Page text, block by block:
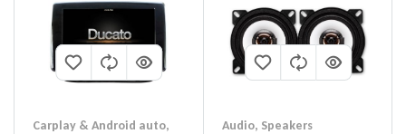
Carplay & Android auto,
Audio, Speakers